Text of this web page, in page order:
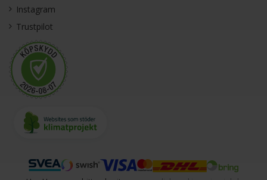
Instagram
Trustpilot